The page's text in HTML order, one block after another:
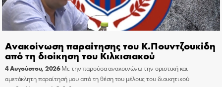
Ανακοίνωση παραίτησης του Κ.Πουντζουκίδη
από τη διοίκηση του Κιλκισιακού
4 Αυγούστου, 2026 Με την παρούσα ανακοινώνω την οριστική και
αμετάκλητη παραίτησή μου από τη θέση του μέλους του διοικητικού